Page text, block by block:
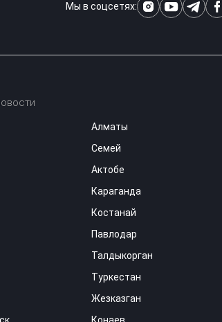
Мы в соцсетях:
Алматы
Семей
Актобе
Караганда
Костанай
Павлодар
Талдыкорган
Туркестан
Жезказган